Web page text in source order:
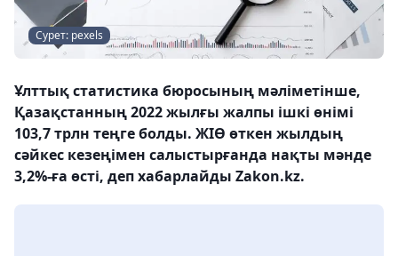
Сурет: pexels
Ұлттық статистика бюросының мәліметінше,
Қазақстанның 2022 жылғы жалпы ішкі өнімі
103,7 трлн теңге болды. ЖІӨ өткен жылдың
сәйкес кезеңімен салыстырғанда нақты мәнде
3,2%-ға өсті, деп хабарлайды Zakon.kz.